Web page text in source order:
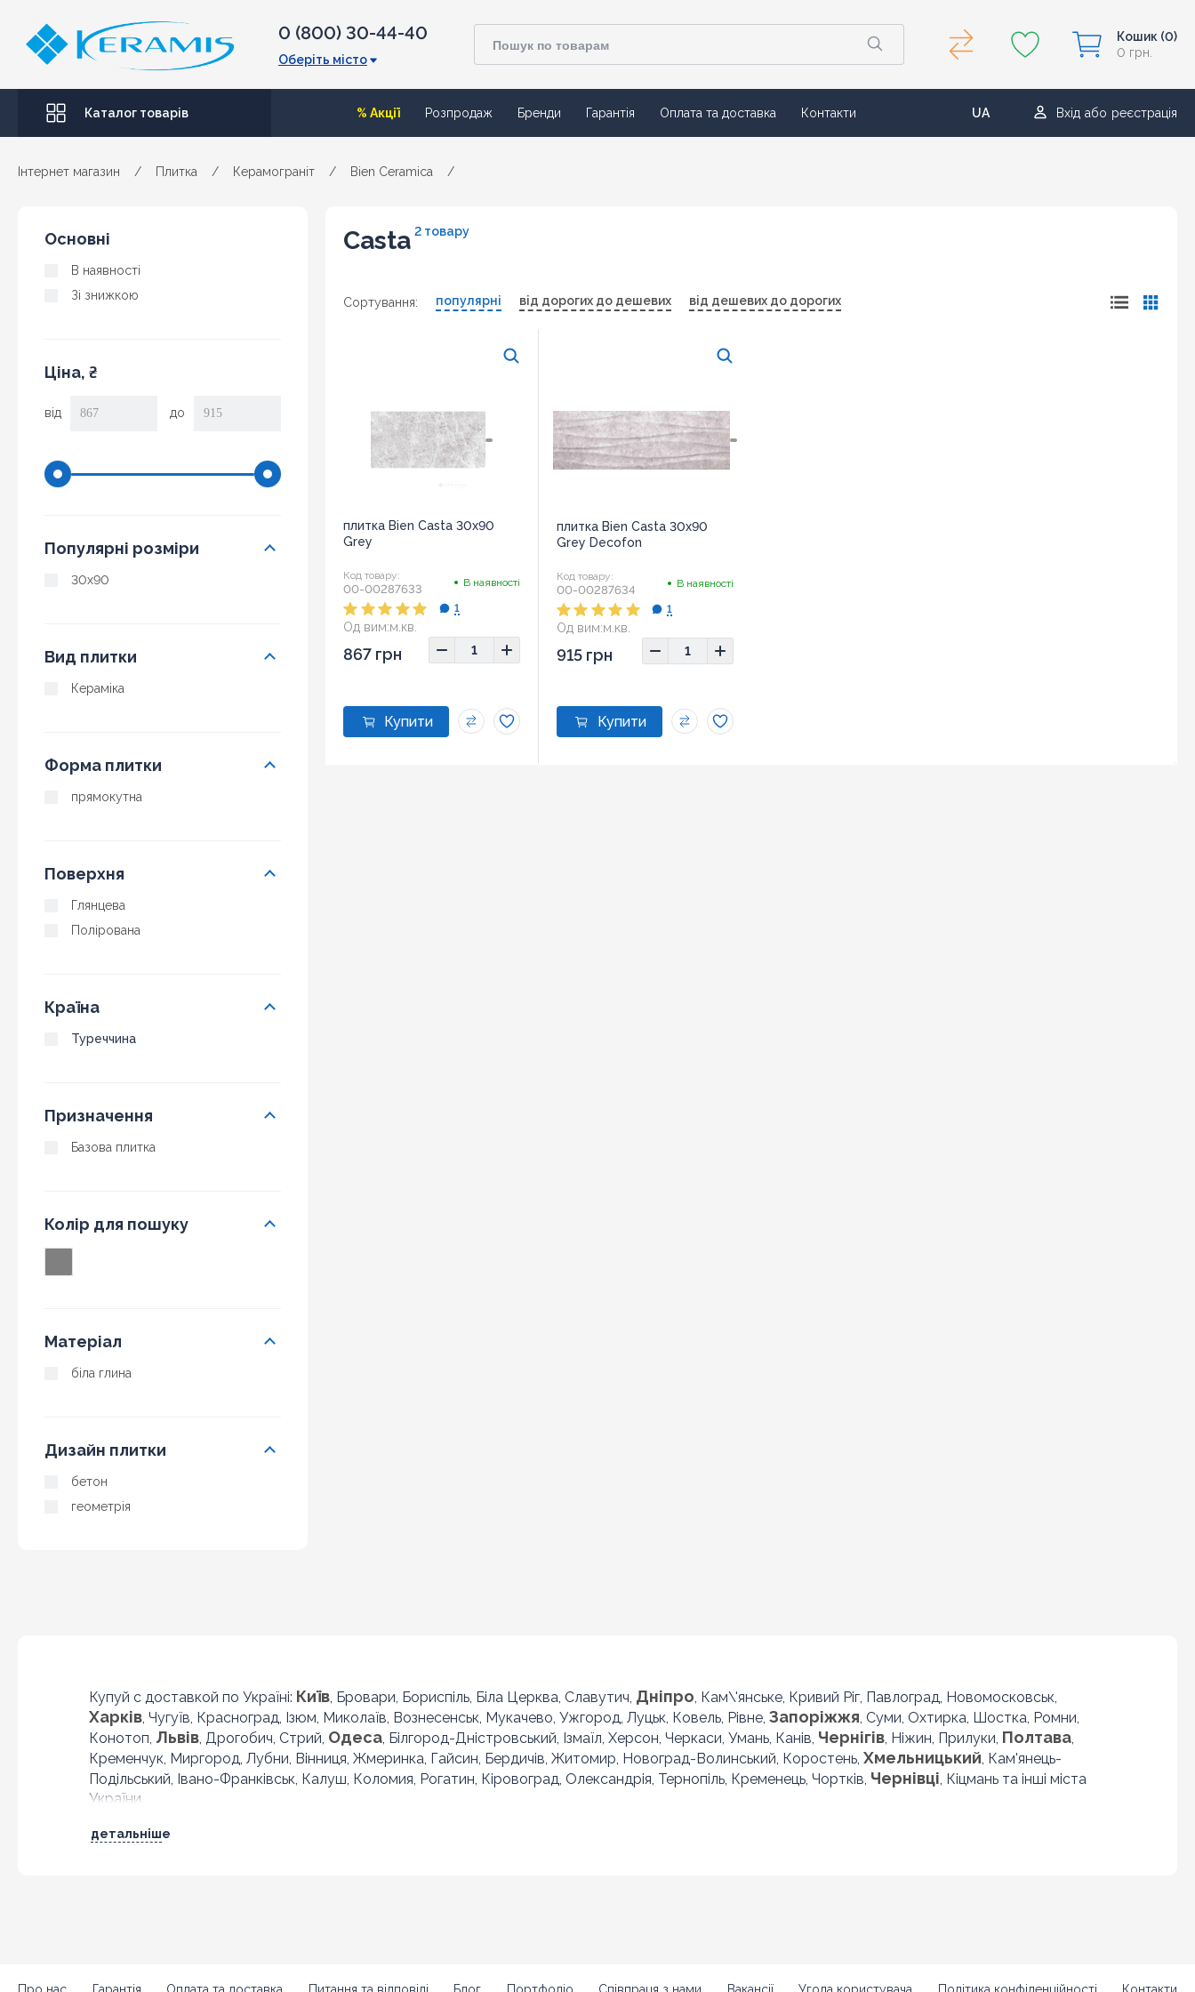
0 (800) 30-44-40
Оберіть місто
Кошик (0)
0 грн.
Каталог товарів % Акції Розпродаж Бренди Гарантія Оплата та доставка Контакти
UA
RU
Вхід або реєстрація
Інтернет магазин / Плитка / Керамограніт / Bien Ceramica /
Основні
В наявності
Зі знижкою
Ціна, ₴
від до
Популярні розміри
30x90
Вид плитки
Кераміка
Форма плитки
прямокутна
Поверхня
Глянцева
Полірована
Країна
Туреччина
Призначення
Базова плитка
Колір для пошуку
Матеріал
біла глина
Дизайн плитки
бетон
геометрія
Casta 2 товару
Сортування: популярні від дорогих до дешевих від дешевих до дорогих
плитка Bien Casta 30x90
Grey
Код товару:
00-00287633 В наявності
Од вим:м.кв.
1
867 грн
плитка Bien Casta 30x90
Grey Decofon
Код товару:
00-00287634 В наявності
Од вим:м.кв.
1
915 грн
Купуй с доставкой по Україні: Київ, Бровари, Бориспіль, Біла Церква, Славутич, Дніпро, Кам\'янське, Кривий Ріг, Павлоград, Новомосковськ,
Харків, Чугуїв, Красноград, Ізюм, Миколаїв, Вознесенськ, Мукачево, Ужгород, Луцьк, Ковель, Рівне, Запоріжжя, Суми, Охтирка, Шостка, Ромни,
Конотоп, Львів, Дрогобич, Стрий, Одеса, Білгород-Дністровський, Ізмаїл, Херсон, Черкаси, Умань, Канів, Чернігів, Ніжин, Прилуки, Полтава,
Кременчук, Миргород, Лубни, Вінниця, Жмеринка, Гайсин, Бердичів, Житомир, Новоград-Волинський, Коростень, Хмельницький, Кам'янець-
Подільський, Івано-Франківськ, Калуш, Коломия, Рогатин, Кіровоград, Олександрія, Тернопіль, Кременець, Чортків, Чернівці, Кіцмань та інші міста
України.
детальніше